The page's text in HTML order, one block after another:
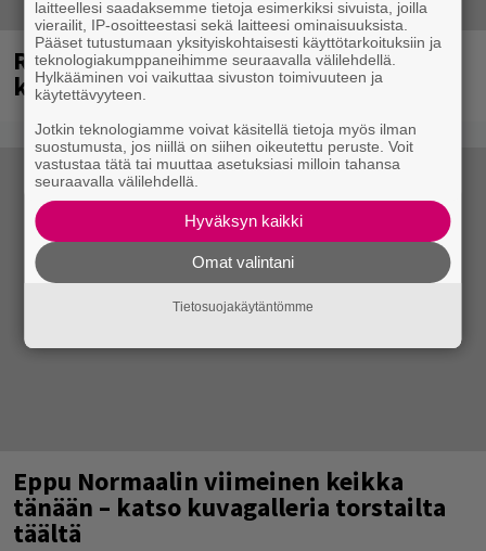
Rushin Neil Peartista ilmestyy ensi
kuussa dokumentti
Eppu Normaalin viimeinen keikka
tänään – katso kuvagalleria torstailta
täältä
laitteellesi saadaksemme tietoja esimerkiksi sivuista, joilla
vierailit, IP-osoitteestasi sekä laitteesi ominaisuuksista.
Pääset tutustumaan yksityiskohtaisesti käyttötarkoituksiin ja
teknologiakumppaneihimme seuraavalla välilehdellä.
Hylkääminen voi vaikuttaa sivuston toimivuuteen ja
käytettävyyteen.
Jotkin teknologiamme voivat käsitellä tietoja myös ilman
suostumusta, jos niillä on siihen oikeutettu peruste. Voit
vastustaa tätä tai muuttaa asetuksiasi milloin tahansa
seuraavalla välilehdellä.
Hyväksyn kaikki
Omat valintani
Tietosuojakäytäntömme